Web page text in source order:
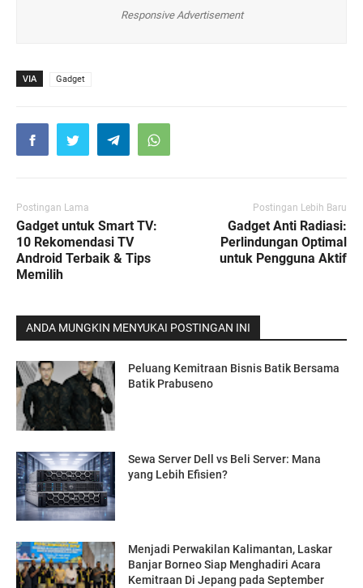
Responsive Advertisement
VIA Gadget
Postingan Lama
Gadget untuk Smart TV:
10 Rekomendasi TV
Android Terbaik & Tips
Memilih
Postingan Lebih Baru
Gadget Anti Radiasi:
Perlindungan Optimal
untuk Pengguna Aktif
ANDA MUNGKIN MENYUKAI POSTINGAN INI
Peluang Kemitraan Bisnis Batik Bersama
Batik Prabuseno
Sewa Server Dell vs Beli Server: Mana
yang Lebih Efisien?
Menjadi Perwakilan Kalimantan, Laskar
Banjar Borneo Siap Menghadiri Acara
Kemitraan Di Jepang pada September